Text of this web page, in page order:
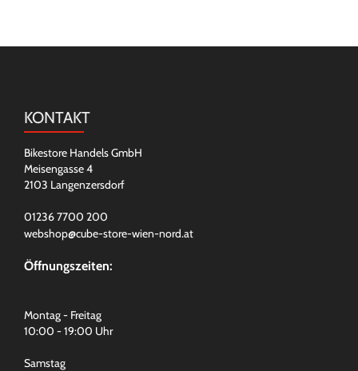
KONTAKT
Bikestore Handels GmbH
Meisengasse 4
2103 Langenzersdorf
01236 7700 200
webshop@cube-store-wien-nord.at
Öffnungszeiten:
Montag - Freitag
10:00 - 19:00 Uhr
Samstag